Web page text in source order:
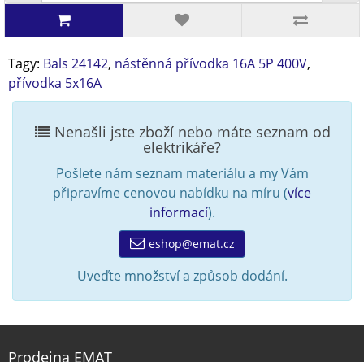
Tagy: Bals 24142, nástěnná přívodka 16A 5P 400V,
přívodka 5x16A
Nenašli jste zboží nebo máte seznam od
elektrikáře?
Pošlete nám seznam materiálu a my Vám
připravíme cenovou nabídku na míru (více
informací).
eshop@emat.cz
Uveďte množství a způsob dodání.
Prodejna EMAT